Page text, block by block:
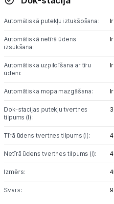
Automātiskā putekļu iztukšošana: Ir
Automātiskā netīrā ūdens
izsūkšana:
Ir
Automātiska uzpildīšana ar tīru
ūdeni:
Ir
Automātiska mopa mazgāšana: Ir
Dok-stacijas putekļu tvertnes
tilpums (l):
Tīrā ūdens tvertnes tilpums (l):
Netīrā ūdens tvertnes tilpums (l): 4
Izmērs:
Svars: